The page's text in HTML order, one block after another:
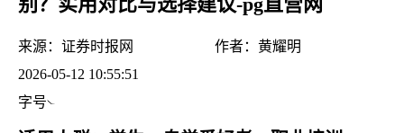
来源： 证券时报网 作者： 黄耀明
2026-05-12 10:55:51
字号